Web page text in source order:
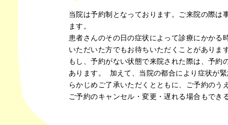
当院は予約制となっております。ご来院の際
ます。
患者さんのその日の症状によって診療にかか
いただいた方でもお待ちいただくことがありま
もし、予約がない状態で来院された際は、予
あります。 加えて、当院の都合により症状が
らかじめご了承いただくとともに、ご予約のう
ご予約のキャンセル・変更・遅れる場合もでき